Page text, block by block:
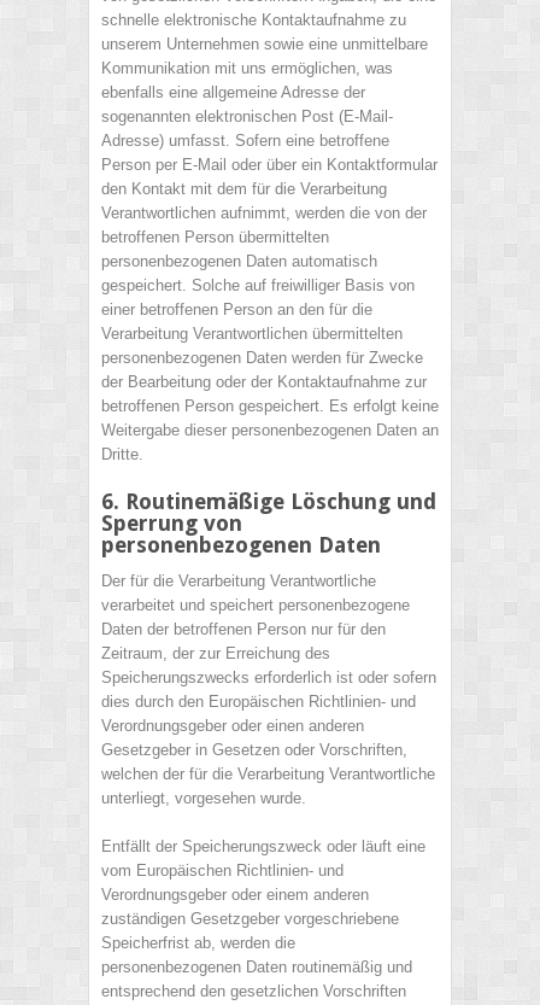
schnelle elektronische Kontaktaufnahme zu
unserem Unternehmen sowie eine unmittelbare
Kommunikation mit uns ermöglichen, was
ebenfalls eine allgemeine Adresse der
sogenannten elektronischen Post (E-Mail-
Adresse) umfasst. Sofern eine betroffene
Person per E-Mail oder über ein Kontaktformular
den Kontakt mit dem für die Verarbeitung
Verantwortlichen aufnimmt, werden die von der
betroffenen Person übermittelten
personenbezogenen Daten automatisch
gespeichert. Solche auf freiwilliger Basis von
einer betroffenen Person an den für die
Verarbeitung Verantwortlichen übermittelten
personenbezogenen Daten werden für Zwecke
der Bearbeitung oder der Kontaktaufnahme zur
betroffenen Person gespeichert. Es erfolgt keine
Weitergabe dieser personenbezogenen Daten an
Dritte.
6. Routinemäßige Löschung und
Sperrung von
personenbezogenen Daten
Der für die Verarbeitung Verantwortliche
verarbeitet und speichert personenbezogene
Daten der betroffenen Person nur für den
Zeitraum, der zur Erreichung des
Speicherungszwecks erforderlich ist oder sofern
dies durch den Europäischen Richtlinien- und
Verordnungsgeber oder einen anderen
Gesetzgeber in Gesetzen oder Vorschriften,
welchen der für die Verarbeitung Verantwortliche
unterliegt, vorgesehen wurde.
Entfällt der Speicherungszweck oder läuft eine
vom Europäischen Richtlinien- und
Verordnungsgeber oder einem anderen
zuständigen Gesetzgeber vorgeschriebene
Speicherfrist ab, werden die
personenbezogenen Daten routinemäßig und
entsprechend den gesetzlichen Vorschriften